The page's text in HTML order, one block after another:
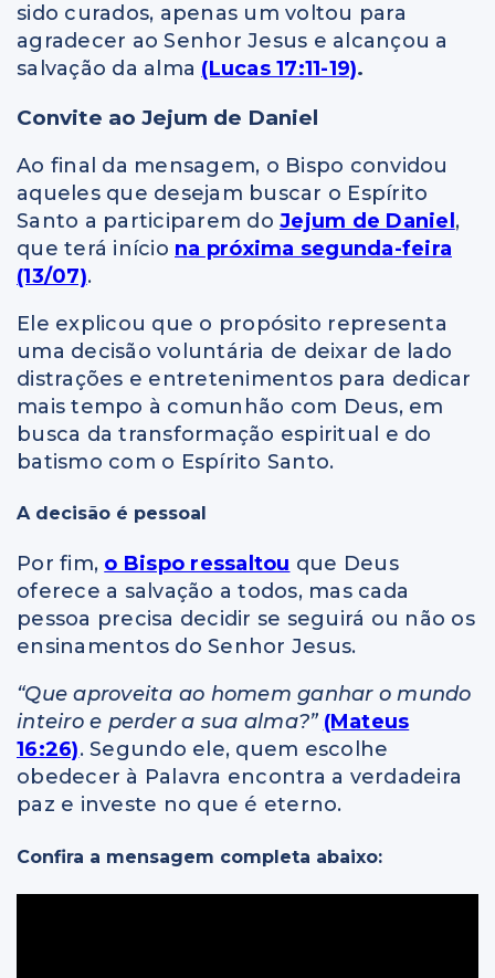
sido curados, apenas um voltou para
agradecer ao Senhor Jesus e alcançou a
salvação da alma (Lucas 17:11-19).
Convite ao Jejum de Daniel
Ao final da mensagem, o Bispo convidou
aqueles que desejam buscar o Espírito
Santo a participarem do Jejum de Daniel ,
que terá início na próxima segunda-feira
(13/07).
Ele explicou que o propósito representa
uma decisão voluntária de deixar de lado
distrações e entretenimentos para dedicar
mais tempo à comunhão com Deus, em
busca da transformação espiritual e do
batismo com o Espírito Santo.
A decisão é pessoal
Por fim, o Bispo ressaltou que Deus
oferece a salvação a todos, mas cada
pessoa precisa decidir se seguirá ou não os
ensinamentos do Senhor Jesus.
“Que aproveita ao homem ganhar o mundo
inteiro e perder a sua alma?” (Mateus
16:26). Segundo ele, quem escolhe
obedecer à Palavra encontra a verdadeira
paz e investe no que é eterno.
Confira a mensagem completa abaixo: